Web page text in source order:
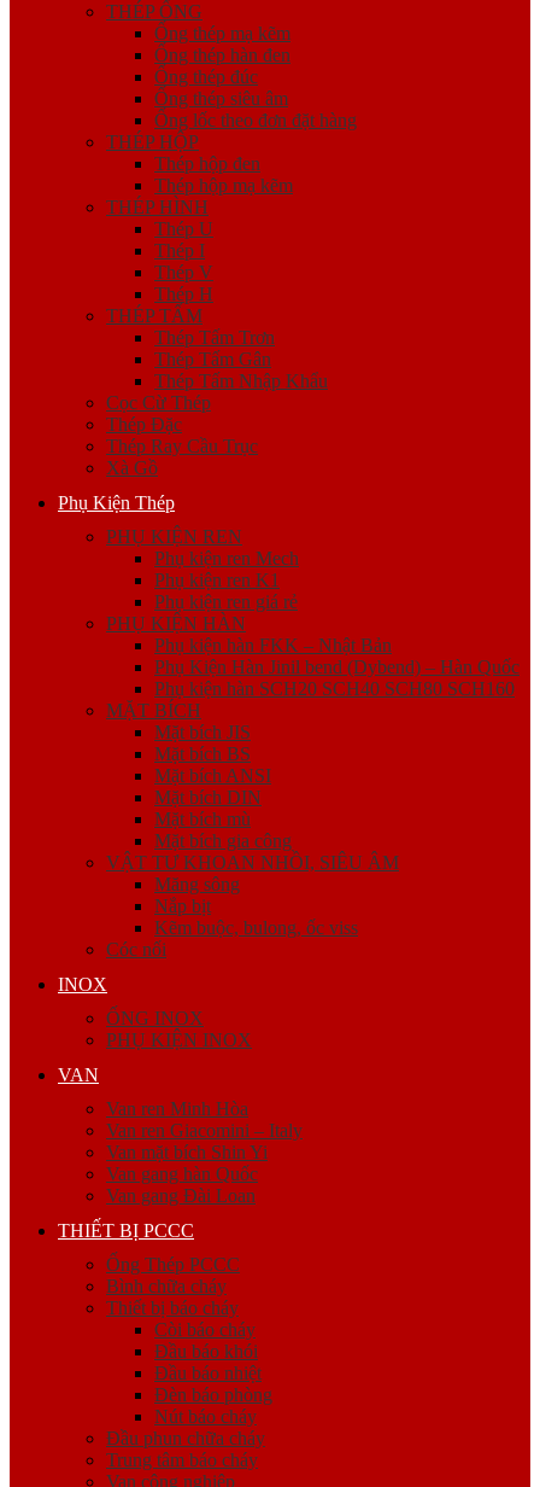
THÉP ỐNG
Ống thép mạ kẽm
Ống thép hàn đen
Ống thép đúc
Ống thép siêu âm
Ống lốc theo đơn đặt hàng
THÉP HỘP
Thép hộp đen
Thép hộp mạ kẽm
THÉP HÌNH
Thép U
Thép I
Thép V
Thép H
THÉP TẤM
Thép Tấm Trơn
Thép Tấm Gân
Thép Tấm Nhập Khẩu
Cọc Cừ Thép
Thép Đặc
Thép Ray Cầu Trục
Xà Gồ
Phụ Kiện Thép
PHỤ KIỆN REN
Phụ kiện ren Mech
Phụ kiện ren K1
Phụ kiện ren giá rẻ
PHỤ KIỆN HÀN
Phụ kiện hàn FKK – Nhật Bản
Phụ Kiện Hàn Jinil bend (Dybend) – Hàn Quốc
Phụ kiện hàn SCH20 SCH40 SCH80 SCH160
MẶT BÍCH
Mặt bích JIS
Mặt bích BS
Mặt bích ANSI
Mặt bích DIN
Mặt bích mù
Mặt bích gia công
VẬT TƯ KHOAN NHỒI, SIÊU ÂM
Măng sông
Nắp bịt
Kẽm buộc, bulong, ốc viss
Cóc nối
INOX
ỐNG INOX
PHỤ KIỆN INOX
VAN
Van ren Minh Hòa
Van ren Giacomini – Italy
Van mặt bích Shin Yi
Van gang hàn Quốc
Van gang Đài Loan
THIẾT BỊ PCCC
Ống Thép PCCC
Bình chữa cháy
Thiết bị báo cháy
Còi báo cháy
Đầu báo khói
Đầu báo nhiệt
Đèn báo phòng
Nút báo cháy
Đầu phun chữa cháy
Trung tâm báo cháy
Van công nghiệp